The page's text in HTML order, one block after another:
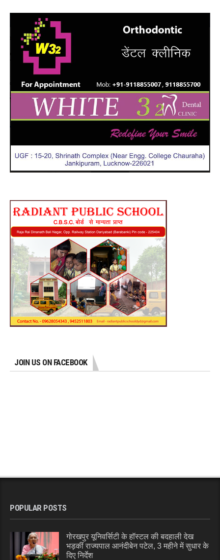
JOIN US ON FACEBOOK
POPULAR POSTS
गोरखपुर यूनिवर्सिटी के हॉस्टल की बदहाली देख
भड़कीं राज्यपाल आनंदीबेन पटेल, 3 महीने में सुधार के
दिए निर्देश